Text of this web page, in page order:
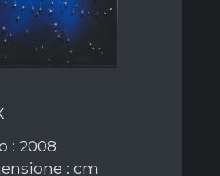
: 2008
: cm